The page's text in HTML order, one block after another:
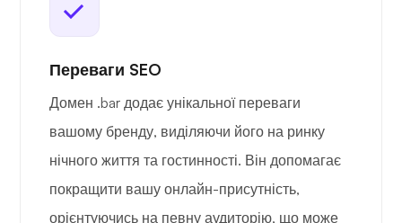
Переваги SEO
Домен .bar додає унікальної переваги
вашому бренду, виділяючи його на ринку
нічного життя та гостинності. Він допомагає
покращити вашу онлайн-присутність,
орієнтуючись на певну аудиторію, що може